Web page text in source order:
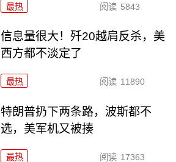
最热 阅读 5843
信息量很大！歼20越肩反杀，美
西方都不淡定了
最热 阅读 11890
特朗普扔下两条路，波斯都不
选，美军机又被揍
最热 阅读 17363